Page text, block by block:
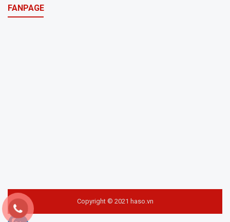
FANPAGE
Copyright © 2021 haso.vn